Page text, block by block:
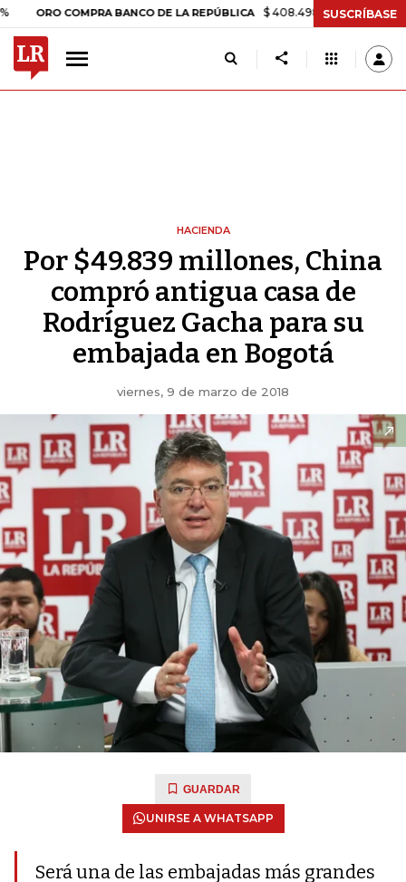
COMPRA BANCO DE LA REPÚBLICA $ 408.498,97 +$ 8.753,81 +2,19%
SUSCRÍBASE
HACIENDA
Por $49.839 millones, China
compró antigua casa de
Rodríguez Gacha para su
embajada en Bogotá
viernes, 9 de marzo de 2018
GUARDAR
UNIRSE A WHATSAPP
Será una de las embajadas más grandes